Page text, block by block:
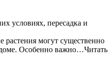
условиях, пересадка и
могут существенно
Особенно важно…Читать